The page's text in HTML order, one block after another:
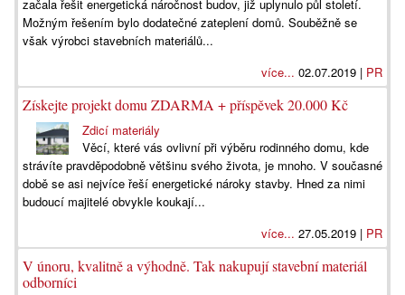
začala řešit energetická náročnost budov, již uplynulo půl století.
Možným řešením bylo dodatečné zateplení domů. Souběžně se
však výrobci stavebních materiálů...
více... 02.07.2019 | PR
Získejte projekt domu ZDARMA + příspěvek 20.000 Kč
Zdicí materiály
Věcí, které vás ovlivní při výběru rodinného domu, kde
strávíte pravděpodobně většinu svého života, je mnoho. V současné
době se asi nejvíce řeší energetické nároky stavby. Hned za nimi
budoucí majitelé obvykle koukají...
více... 27.05.2019 | PR
V únoru, kvalitně a výhodně. Tak nakupují stavební materiál
odborníci